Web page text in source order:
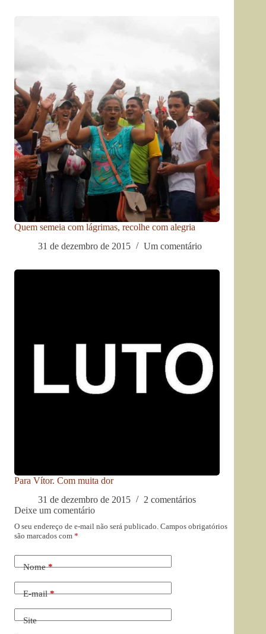
Quem semeia com lágrimas, recolhe com alegria
31 de dezembro de 2015
Um comentário
Para Vítor. Com muita dor
31 de dezembro de 2015
2 comentários
Deixe um comentário
O seu endereço de e-mail não será publicado. Campos obrigatórios
são marcados com *
Nome*
E-mail*
Site